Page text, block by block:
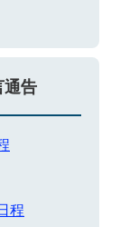
通告
程